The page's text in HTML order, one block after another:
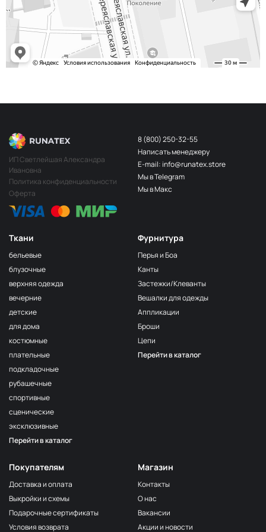
243/2
2Бл.Бирюзовый МП-20-243/2
S248
Св.Бирюза
2400000683254
203/3
3Т.Бирюзовый
МП-20-203/3
(Т.Бирюзовый)
МП-20-198
2Т.Бирюзовый
МП-20-203/2
1Св.Бирюзовый
Аквамарин(Т.Бирюзовый)
МП-20-245
F222/2
волна
МП-20-F222/2
МП-20-F222/3
F257 Аквамарин
МП-20-F257
203/1
1Т.Бирюзовый
F254 Лагуна
4Св.Бирюзовый
F224/2
2Океанская
309/1 1Т.Серый
МП-20-309/1
F206 Бл.Бирюза
МП-20-F206
F321/1 Океан
МП-20-F321/1
191/2
Ткани
бельевые
блузочные
верхняя одежда
вечерние
детские
для дома
костюмные
плательные
подкладочные
рубашечные
спортивные
сценические
эксклюзивные
Перейти в каталог
Фурнитура
Перья и Боа
Канты
Застежки/Клеванты
Вешалки для одежды
Аппликации
Броши
Цепи
Перейти в каталог
Покупателям
Доставка и оплата
Выкройки и схемы
Подарочные сертификаты
Условия возврата
Магазин
Контакты
О нас
Вакансии
Акции и новости
ИП Светлейшая Александра
Ивановна
Политика конфиденциальности
Оферта
8 (800) 250-32-55
Написать менеджеру
E-mail: info@runatex.store
Мы в Telegram
Мы в Макс